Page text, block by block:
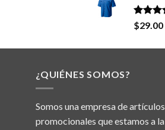
Valorado
en
$29.00
¿QUIÉNES SOMOS?
Somos una empresa de artículos
promocionales que estamos a la